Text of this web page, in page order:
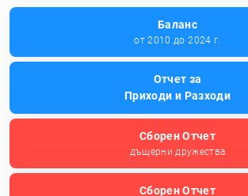
Баланс
от 2010 до 2024 г.
Отчет за
Приходи и Разходи
Сборен Отчет
дъщерни дружества
Сборен Отчет